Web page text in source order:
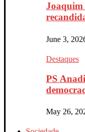
Joaquim
June 3,
Destaques
PS
May 26,